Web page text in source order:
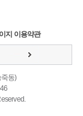
지 이용약관
죽동)